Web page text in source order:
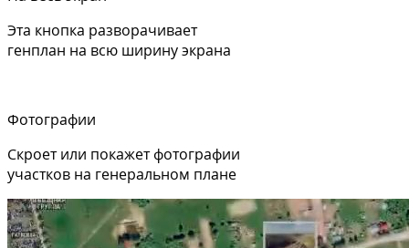
Эта кнопка разворачивает
генплан на всю ширину экрана
Фотографии
Скроет или покажет фотографии
участков на генеральном плане